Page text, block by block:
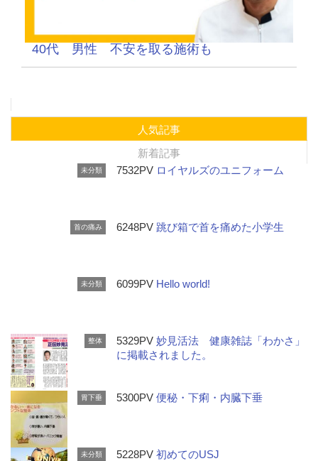
40代 男性 不安を取る施術も
人気記事
新着記事
未分類 7532PV ロイヤルズのユニフォーム
首の痛み 6248PV 跳び箱で首を痛めた小学生
未分類 6099PV Hello world!
整体 5329PV妙見活法 健康雑誌「わかさ」
に掲載されました。
胃下垂 5300PV便秘・下痢・内臓下垂
未分類 5228PV初めてのUSJ